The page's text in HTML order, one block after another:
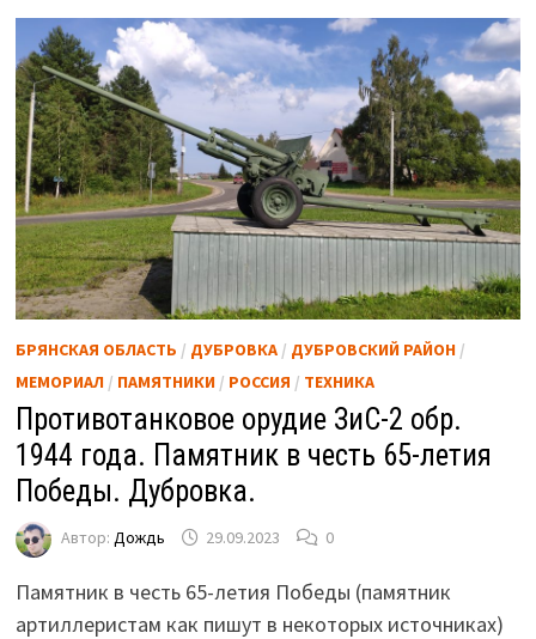
БРЯНСКАЯ ОБЛАСТЬ / ДУБРОВКА/ ДУБРОВСКИЙ РАЙОН/
МЕМОРИАЛ/ ПАМЯТНИКИ/ РОССИЯ / ТЕХНИКА
Противотанковое орудие ЗиС-2 обр.
1944 года. Памятник в честь 65-летия
Победы. Дубровка.
Автор: Дождь 29.09.2023 0
Памятник в честь 65-летия Победы (памятник
артиллеристам как пишут в некоторых источниках)